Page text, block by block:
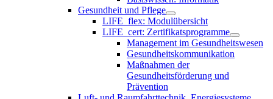
Gesundheit und Pflege
LIFE_flex: Modulübersicht
LIFE_cert: Zertifikatsprogramme
Management im Gesundheitswesen
Gesundheitskommunikation
Maßnahmen der
Gesundheitsförderung und
Prävention